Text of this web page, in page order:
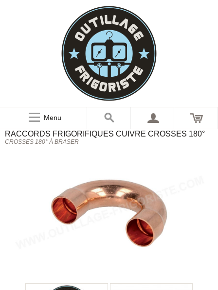
Menu
RACCORDS FRIGORIFIQUES CUIVRE CROSSES 180°
CROSSES 180° À BRASER